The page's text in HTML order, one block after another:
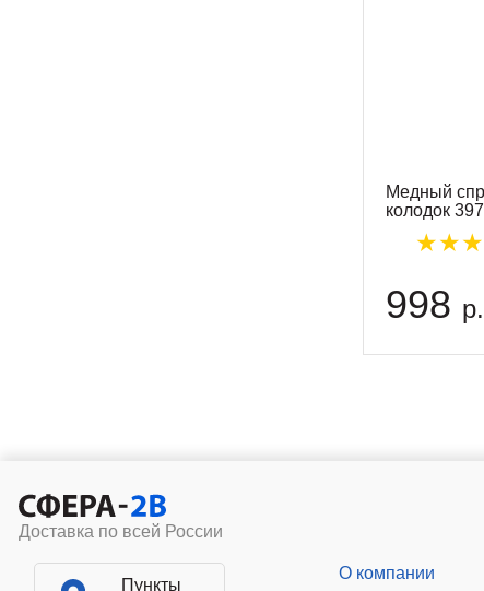
Медный
колодок
998 р.
Доставка по всей России
Пункты
О компании